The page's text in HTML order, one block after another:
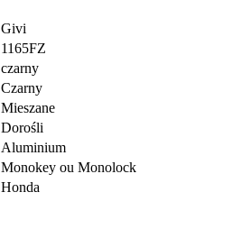
Givi
1165FZ
czarny
Czarny
Mieszane
Dorośli
Aluminium
Monokey ou Monolock
Honda